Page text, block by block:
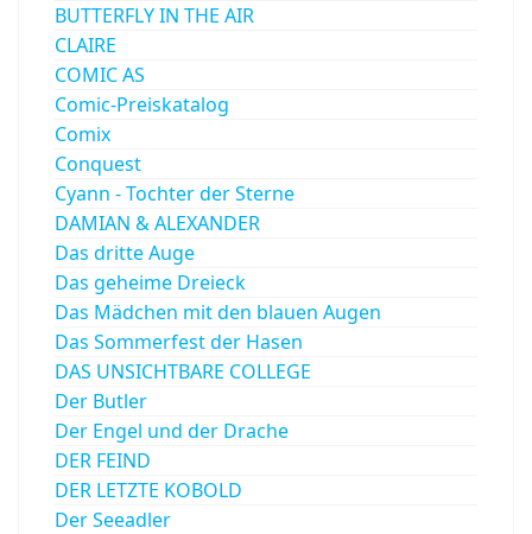
BUTTERFLY IN THE AIR
CLAIRE
COMIC AS
Comic-Preiskatalog
Comix
Conquest
Cyann - Tochter der Sterne
DAMIAN & ALEXANDER
Das dritte Auge
Das geheime Dreieck
Das Mädchen mit den blauen Augen
Das Sommerfest der Hasen
DAS UNSICHTBARE COLLEGE
Der Butler
Der Engel und der Drache
DER FEIND
DER LETZTE KOBOLD
Der Seeadler